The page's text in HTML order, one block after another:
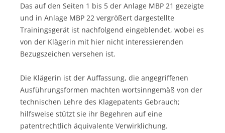
Das auf den Seiten 1 bis 5 der Anlage MBP 21 gezeigte
und in Anlage MBP 22 vergrößert dargestellte
Trainingsgerät ist nachfolgend eingeblendet, wobei es
von der Klägerin mit hier nicht interessierenden
Bezugszeichen versehen ist.
Die Klägerin ist der Auffassung, die angegriffenen
Ausführungsformen machten wortsinngemäß von der
technischen Lehre des Klagepatents Gebrauch;
hilfsweise stützt sie ihr Begehren auf eine
patentrechtlich äquivalente Verwirklichung.